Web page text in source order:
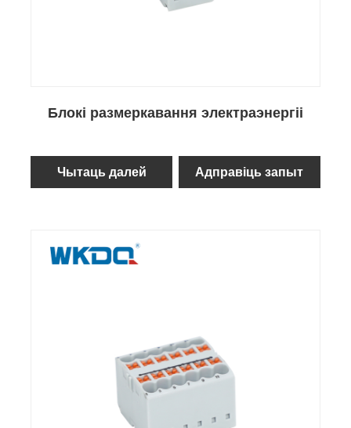
Блокі размеркавання электраэнергіі
Чытаць далей Адправіць запыт